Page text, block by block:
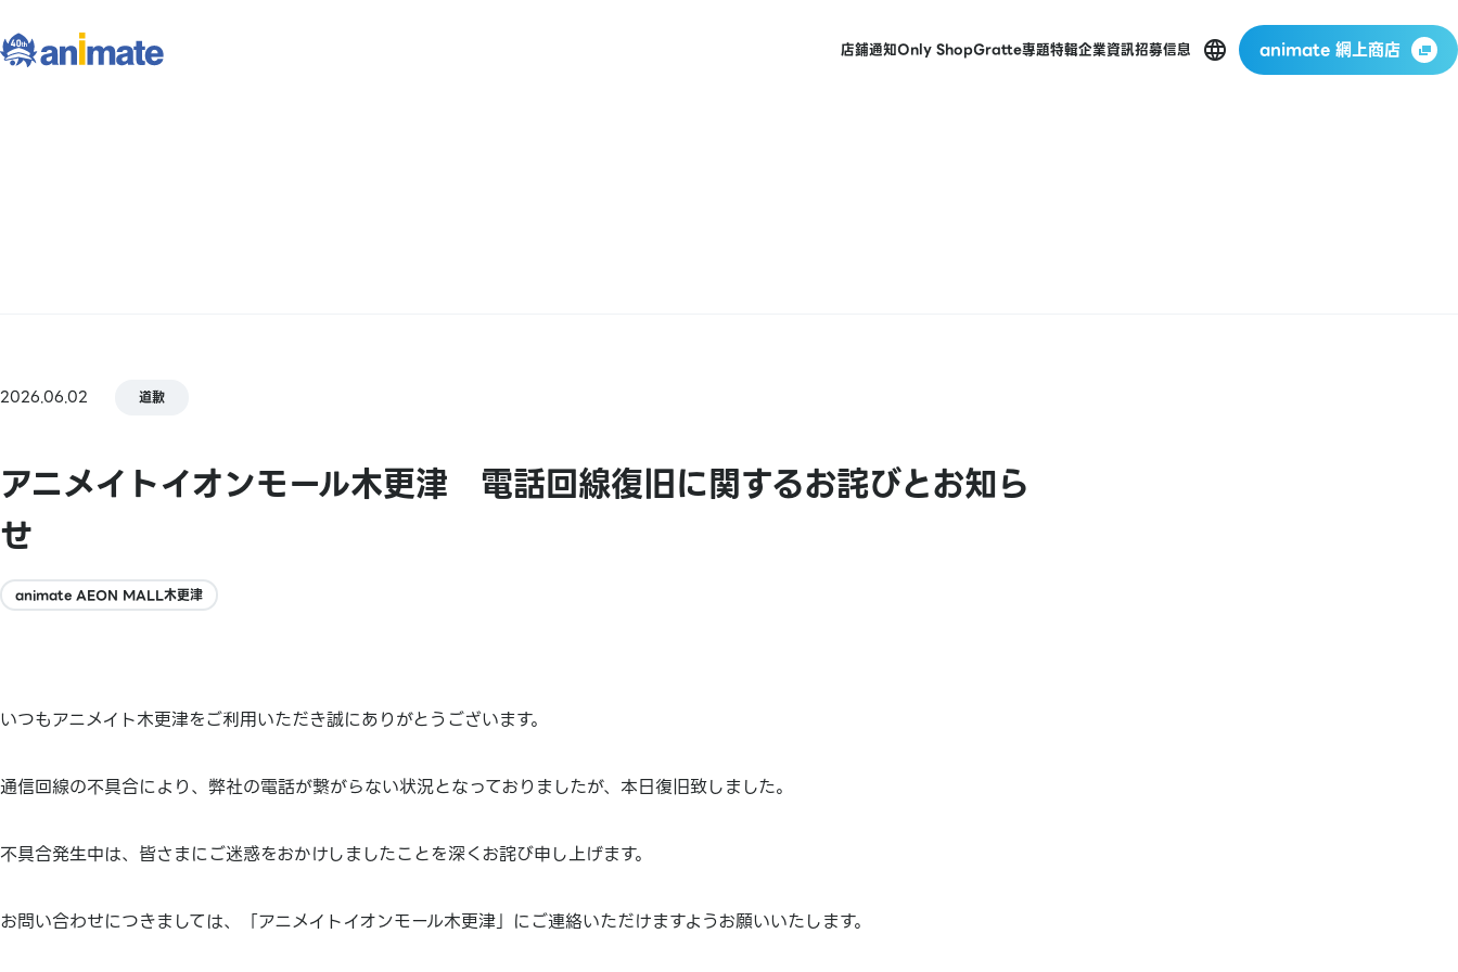
店鋪通知Only ShopGratte專題特輯企業資訊招募信息 animate 網上商店
2026.06.02 道歉
アニメイトイオンモール木更津 電話回線復旧に関するお詫びとお知ら
せ
animate AEON MALL木更津
いつもアニメイト木更津をご利用いただき誠にありがとうございます。
通信回線の不具合により、弊社の電話が繋がらない状況となっておりましたが、本日復旧致しました。
不具合発生中は、皆さまにご迷惑をおかけしましたことを深くお詫び申し上げます。
お問い合わせにつきましては、「アニメイトイオンモール木更津」にご連絡いただけますようお願いいたします。